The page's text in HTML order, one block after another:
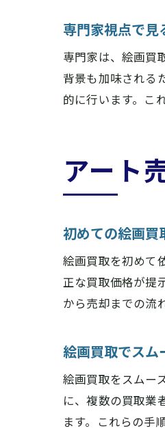
専門家視点で見
専門家は、絵画買
背景も加味される
的に行います。こ
アート
初めての絵画買
絵画買取を初めて
正な買取価格が提
から売却までの流
絵画買取でスム
絵画買取をスムー
に、複数の買取業
ます。これらの手